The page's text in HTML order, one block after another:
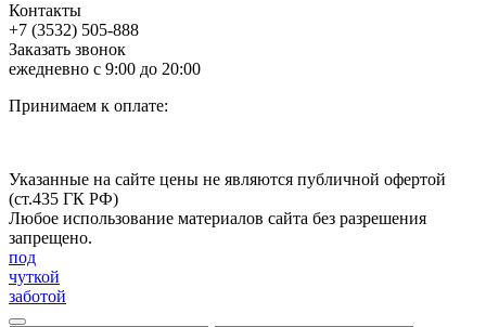
Контакты
+7 (3532) 505-888
Заказать звонок
ежедневно с 9:00 до 20:00
Принимаем к оплате:
Указанные на сайте цены не являются публичной офертой
(ст.435 ГК РФ)
Любое использование материалов сайта без разрешения
запрещено.
под
чуткой
заботой